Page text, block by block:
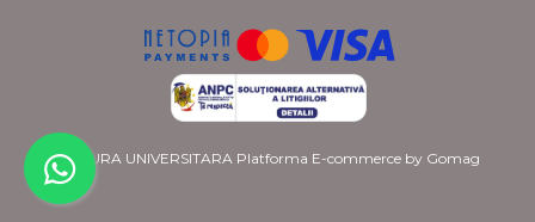
EDITURA UNIVERSITARA Platforma E-commerce by Gomag